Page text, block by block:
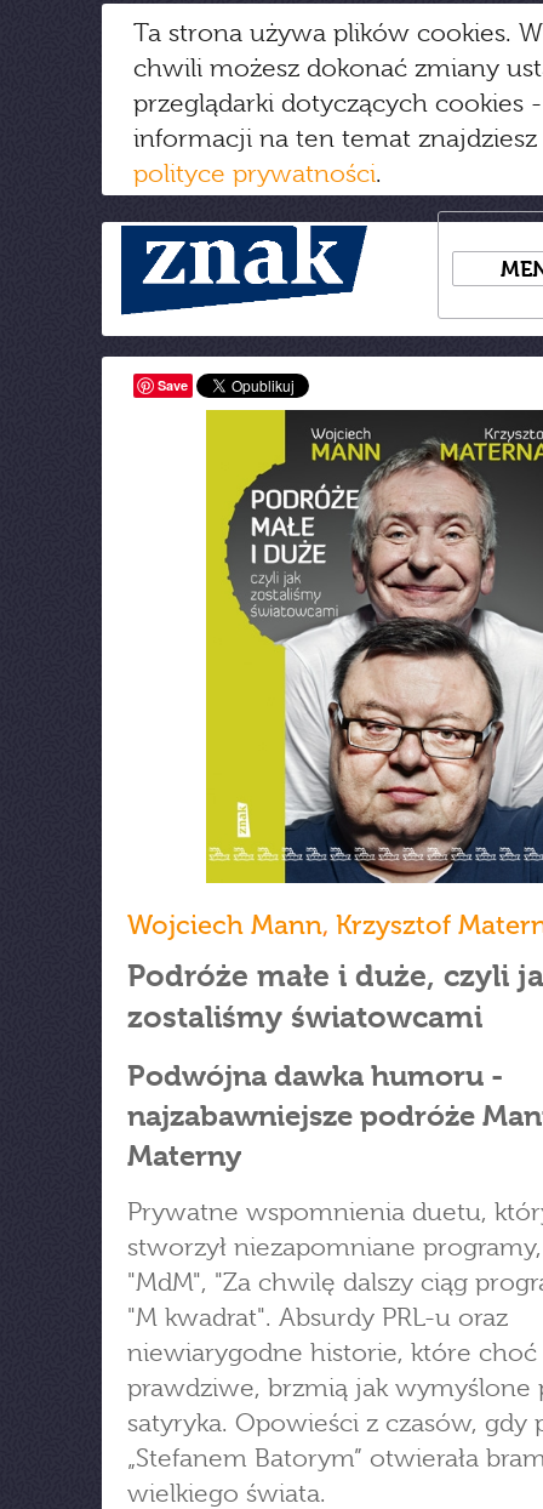
Ta strona używa plików cookies.
chwili możesz dokonać zmiany
przeglądarki dotyczących cookies
informacji na ten temat
polityce prywatności.
Save
Wojciech Mann, Krzysztof
Podróże małe i duże, czyli
zostaliśmy światowcami
Podwójna dawka humoru -
najzabawniejsze podróże
Materny
Prywatne wspomnienia duetu,
stworzył niezapomniane
"MdM", "Za chwilę dalszy ciąg
"M kwadrat". Absurdy PRL-u oraz
niewiarygodne historie, które choć
prawdziwe, brzmią jak wymyślone
satyryka. Opowieści z czasów, gdy
„Stefanem Batorym” otwierała
wielkiego świata.